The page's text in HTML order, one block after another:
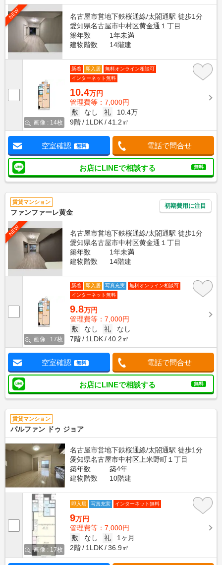
NEW
名古屋市営地下鉄桜通線/太閤通駅 徒歩1分
愛知県名古屋市中村区黄金通１丁目
築年数
1年未満
建物階数
14階建
画像 : 14枚
新着 即入居
無料オンライン相談可
インターネット無料
10.4万円
管理費等：7,000円
敷
なし 礼
10.4万
9階
1LDK 41.2㎡
空室確認 無料 電話で問合せ
お店にLINEで相談する 無料
賃貸マンション
ファンファーレ黄金
初期費用に注目
NEW
名古屋市営地下鉄桜通線/太閤通駅 徒歩1分
愛知県名古屋市中村区黄金通１丁目
築年数
1年未満
建物階数
14階建
画像 : 17枚
新着 即入居 写真充実
無料オンライン相談可
インターネット無料
9.8万円
管理費等：7,000円
敷
なし 礼
なし
7階
1LDK 40.2㎡
空室確認 無料 電話で問合せ
お店にLINEで相談する 無料
賃貸マンション
パルファン ドゥ ジョア
名古屋市営地下鉄桜通線/太閤通駅 徒歩1分
愛知県名古屋市中村区上米野町１丁目
築年数
築4年
建物階数
10階建
画像 : 17枚
即入居 写真充実 インターネット無料
9万円
管理費等：7,000円
敷
なし 礼
1ヶ月
2階
1LDK 36.9㎡